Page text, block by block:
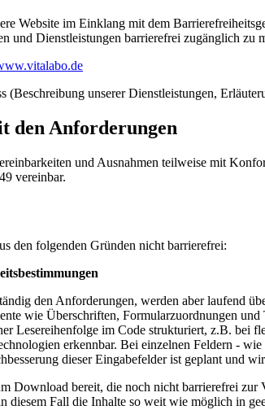
Website im Einklang mit dem
und Dienstleistungen barrierefrei zugänglich zu
(Beschreibung unserer Dienstleistungen,
den Anforderungen
und Ausnahmen teilweise mit
vereinbar.
den folgenden Gründen nicht barrierefrei:
den Anforderungen, werden aber laufend
wie Überschriften, Formularzuordnungen und
Lesereihenfolge im Code strukturiert, z.B.
erkennbar. Bei einzelnen Feldern -
dieser Eingabefelder ist geplant und
Download bereit, die noch nicht barrierefrei
diesem Fall die Inhalte so weit wie möglich in